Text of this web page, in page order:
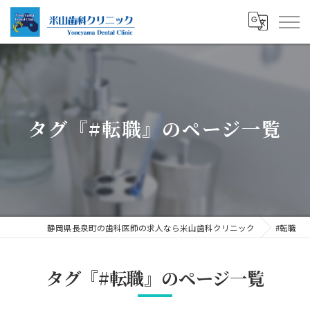
タグ『#転職』のページ一覧
静岡県長泉町の歯科医師の求人なら米山歯科クリニック #転職
タグ『#転職』のページ一覧